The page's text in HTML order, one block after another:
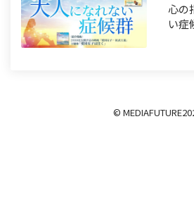
心の
い症
© MEDIAFUTURE